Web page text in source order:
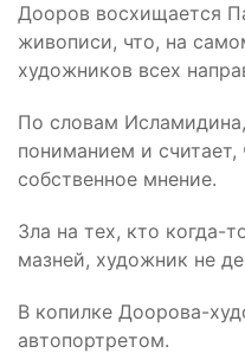
Дооров восхищается
живописи, что, на
художников всех
По словам Исламидина
пониманием и
собственное мнение.
Зла на тех, кто когда-
мазней, художник не
В копилке Доорова-
автопортретом.